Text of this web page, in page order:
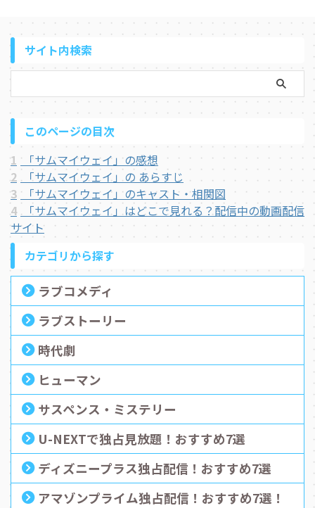
サイト内検索
このページの目次
1 「サムマイウェイ」の感想
2 「サムマイウェイ」の あらすじ
3 「サムマイウェイ」のキャスト・相関図
4 「サムマイウェイ」はどこで見れる？配信中の動画配信
サイト
カテゴリから探す
ラブコメディ
ラブストーリー
時代劇
ヒューマン
サスペンス・ミステリー
U-NEXTで独占見放題！おすすめ7選
ディズニープラス独占配信！おすすめ7選
アマゾンプライム独占配信！おすすめ7選！